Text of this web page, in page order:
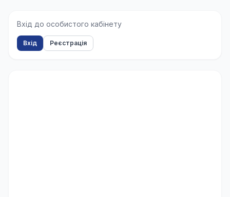
Вхід до особистого кабінету
Вхід Реєстрація